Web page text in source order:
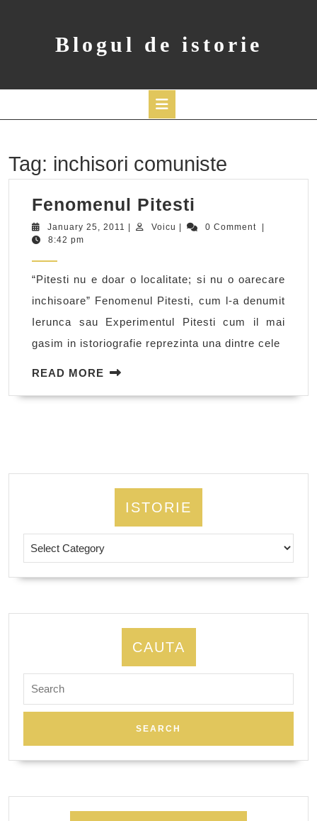
Blogul de istorie
Tag: inchisori comuniste
Fenomenul Pitesti
Pitesti
January 25, 2011 JanuaryVoicu Voicu 0 Comment
8:42 pm
“Pitesti nu e doar o localitate; si nu o oarecare
inchisoare” Fenomenul Pitesti, cum l-a denumit
Ierunca sau Experimentul Pitesti cum il mai
gasim in istoriografie reprezinta una dintre cele
READ MORE READ
ISTORIE
CAUTA
for: